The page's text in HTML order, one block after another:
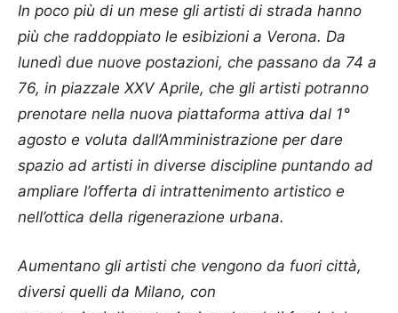
In poco più di un mese gli artisti di strada hanno
più che raddoppiato le esibizioni a Verona. Da
lunedì due nuove postazioni, che passano da 74 a
76, in piazzale XXV Aprile, che gli artisti potranno
prenotare nella nuova piattaforma attiva dal 1°
agosto e voluta dall’Amministrazione per dare
spazio ad artisti in diverse discipline puntando ad
ampliare l’offerta di intrattenimento artistico e
nell’ottica della rigenerazione urbana.
Aumentano gli artisti che vengono da fuori città,
diversi quelli da Milano, con